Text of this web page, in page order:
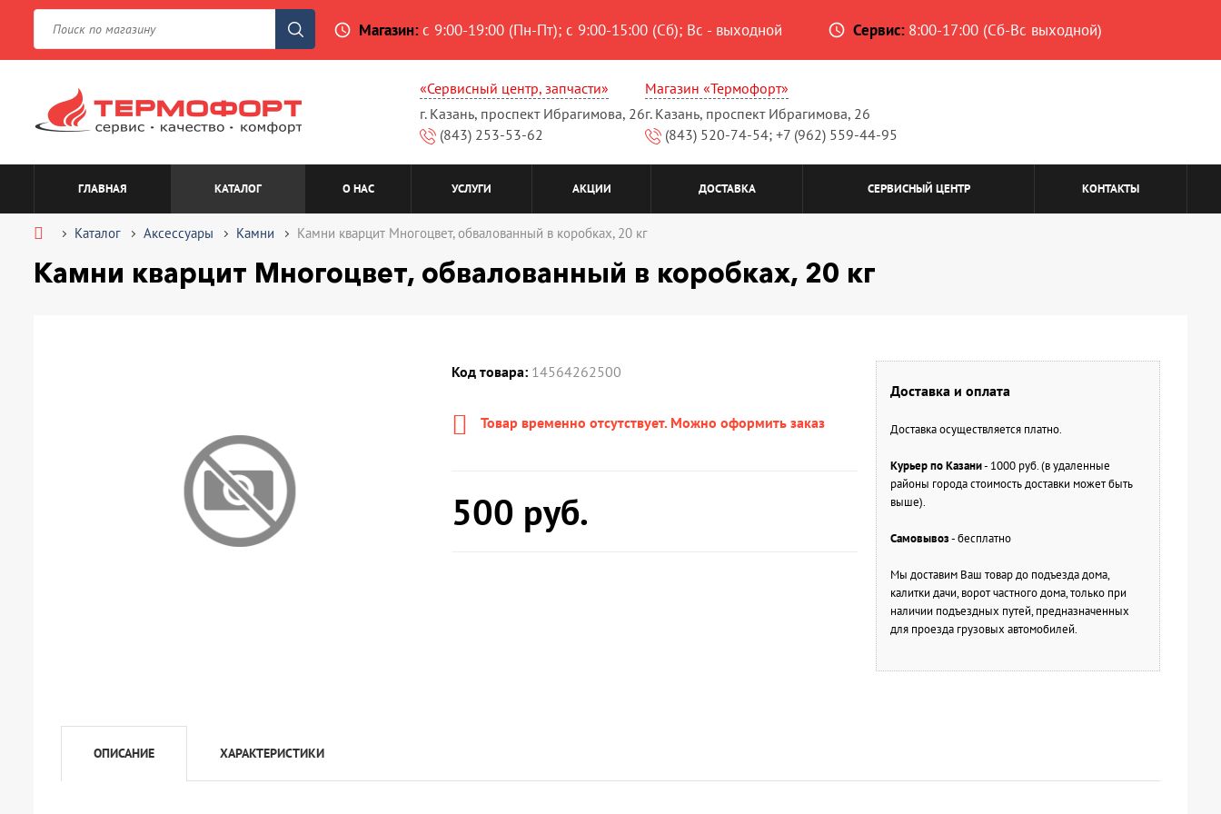
access_time Магазин:с 9:00-19:00 (Пн-Пт); с 9:00-15:00 (Сб); Вс - выходной access_time Сервис: 8:00-17:00 (Сб-Вс выходной)
«Сервисный центр, запчасти»
г. Казань, проспект Ибрагимова, 26
(843) 253-53-62
Магазин «Термофорт»
г. Казань, проспект Ибрагимова, 26
(843) 520-74-54; +7 (962) 559-44-95
ГЛАВНАЯ КАТАЛОГ О НАС УСЛУГИ АКЦИИ ДОСТАВКА СЕРВИСНЫЙ ЦЕНТР КОНТАКТЫ
Каталог Аксессуары Камни Камни кварцит Многоцвет, обвалованный в коробках, 20 кг
Камни кварцит Многоцвет, обвалованный в коробках, 20 кг
Код товара: 14564262500
Товар временно отсутствует. Можно оформить заказ
500 руб.
Доставка и оплата
Доставка осуществляется платно.
Курьер по Казани- 1000 руб. (в удаленные
районы города стоимость доставки может быть
выше).
Самовывоз- бесплатно
Мы доставим Ваш товар до подъезда дома,
калитки дачи, ворот частного дома, только при
наличии подъездных путей, предназначенных
для проезда грузовых автомобилей.
ОПИСАНИЕ ХАРАКТЕРИСТИКИ